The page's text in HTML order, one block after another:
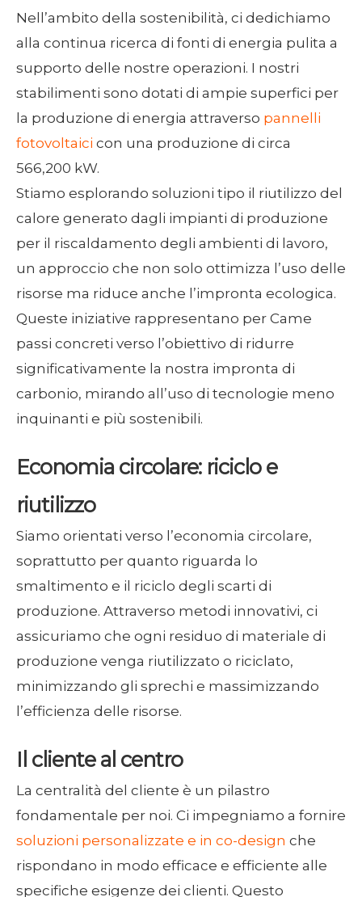
Nell’ambito della sostenibilità, ci dedichiamo
alla continua ricerca di fonti di energia pulita a
supporto delle nostre operazioni. I nostri
stabilimenti sono dotati di ampie superfici per
la produzione di energia attraverso pannelli
fotovoltaici con una produzione di circa
566,200 kW.
Stiamo esplorando soluzioni tipo il riutilizzo del
calore generato dagli impianti di produzione
per il riscaldamento degli ambienti di lavoro,
un approccio che non solo ottimizza l’uso delle
risorse ma riduce anche l’impronta ecologica.
Queste iniziative rappresentano per Came
passi concreti verso l’obiettivo di ridurre
significativamente la nostra impronta di
carbonio, mirando all’uso di tecnologie meno
inquinanti e più sostenibili.
Economia circolare: riciclo e
riutilizzo
Siamo orientati verso l’economia circolare,
soprattutto per quanto riguarda lo
smaltimento e il riciclo degli scarti di
produzione. Attraverso metodi innovativi, ci
assicuriamo che ogni residuo di materiale di
produzione venga riutilizzato o riciclato,
minimizzando gli sprechi e massimizzando
l’efficienza delle risorse.
Il cliente al centro
La centralità del cliente è un pilastro
fondamentale per noi. Ci impegniamo a fornire
soluzioni personalizzate e in co-design che
rispondano in modo efficace e efficiente alle
specifiche esigenze dei clienti. Questo